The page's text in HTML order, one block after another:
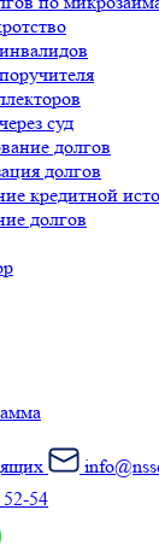
суд
долгов
долгов
кредитной
долгов
54